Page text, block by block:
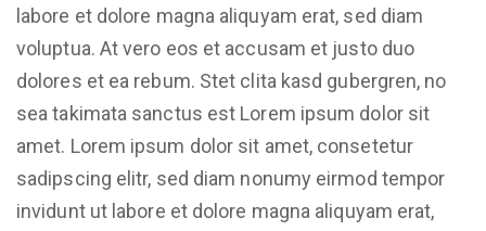
labore et dolore magna aliquyam erat, sed diam
voluptua. At vero eos et accusam et justo duo
dolores et ea rebum. Stet clita kasd gubergren, no
sea takimata sanctus est Lorem ipsum dolor sit
amet. Lorem ipsum dolor sit amet, consetetur
sadipscing elitr, sed diam nonumy eirmod tempor
invidunt ut labore et dolore magna aliquyam erat,